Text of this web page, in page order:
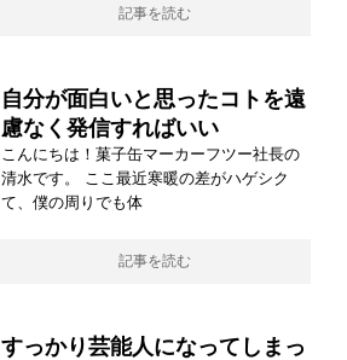
記事を読む
自分が面白いと思ったコトを遠
慮なく発信すればいい
こんにちは！菓子缶マーカーフツー社長の
清水です。 ここ最近寒暖の差がハゲシク
て、僕の周りでも体
記事を読む
すっかり芸能人になってしまっ